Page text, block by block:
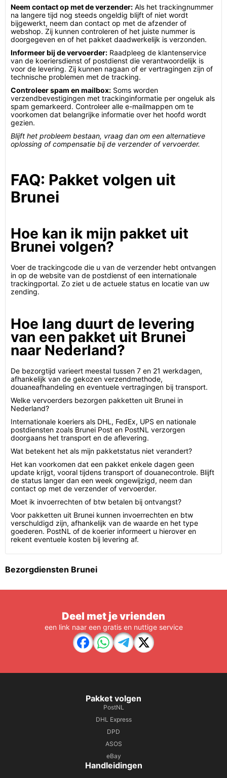
Neem contact op met de verzender: Als het trackingnummer
na langere tijd nog steeds ongeldig blijft of niet wordt
bijgewerkt, neem dan contact op met de afzender of
webshop. Zij kunnen controleren of het juiste nummer is
doorgegeven en of het pakket daadwerkelijk is verzonden.
Informeer bij de vervoerder: Raadpleeg de klantenservice
van de koeriersdienst of postdienst die verantwoordelijk is
voor de levering. Zij kunnen nagaan of er vertragingen zijn of
technische problemen met de tracking.
Controleer spam en mailbox: Soms worden
verzendbevestigingen met trackinginformatie per ongeluk als
spam gemarkeerd. Controleer alle e-mailmappen om te
voorkomen dat belangrijke informatie over het hoofd wordt
gezien.
Blijft het probleem bestaan, vraag dan om een alternatieve
oplossing of compensatie bij de verzender of vervoerder.
FAQ: Pakket volgen uit
Brunei
Hoe kan ik mijn pakket uit
Brunei volgen?
Voer de trackingcode die u van de verzender hebt ontvangen
in op de website van de postdienst of een internationale
trackingportal. Zo ziet u de actuele status en locatie van uw
zending.
Hoe lang duurt de levering
van een pakket uit Brunei
naar Nederland?
De bezorgtijd varieert meestal tussen 7 en 21 werkdagen,
afhankelijk van de gekozen verzendmethode,
douaneafhandeling en eventuele vertragingen bij transport.
Welke vervoerders bezorgen pakketten uit Brunei in
Nederland?
Internationale koeriers als DHL, FedEx, UPS en nationale
postdiensten zoals Brunei Post en PostNL verzorgen
doorgaans het transport en de aflevering.
Wat betekent het als mijn pakketstatus niet verandert?
Het kan voorkomen dat een pakket enkele dagen geen
update krijgt, vooral tijdens transport of douanecontrole. Blijft
de status langer dan een week ongewijzigd, neem dan
contact op met de verzender of vervoerder.
Moet ik invoerrechten of btw betalen bij ontvangst?
Voor pakketten uit Brunei kunnen invoerrechten en btw
verschuldigd zijn, afhankelijk van de waarde en het type
goederen. PostNL of de koerier informeert u hierover en
rekent eventuele kosten bij levering af.
Bezorgdiensten Brunei
Deel met je vrienden
een link naar een gratis en nuttige service
Pakket volgen
PostNL
DHL Express
DPD
ASOS
eBay
Handleidingen